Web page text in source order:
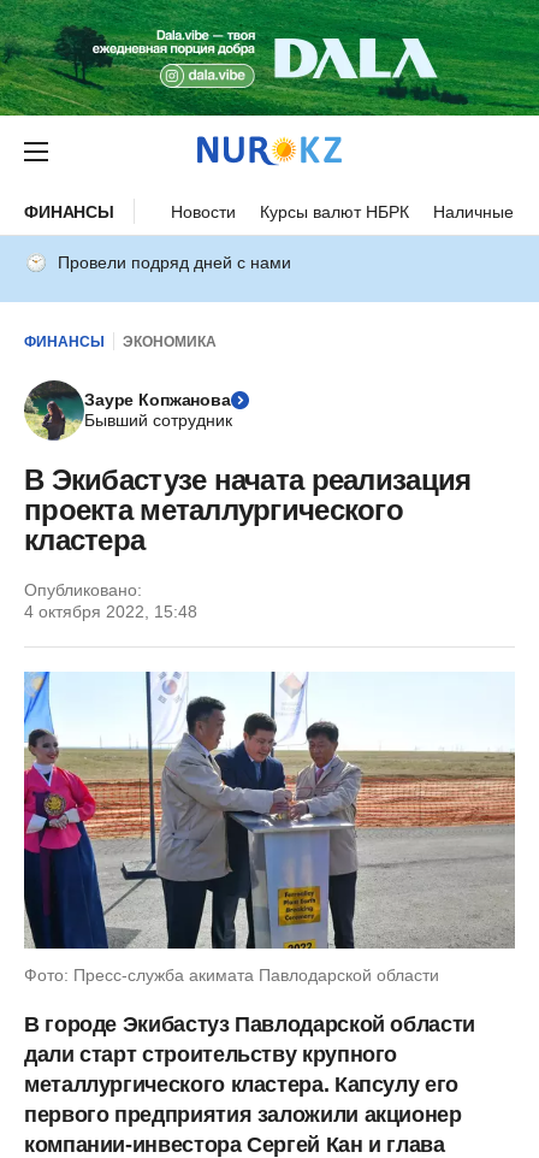
ФИНАНСЫ Новости Курсы валют НБРК Наличные
Провели подряд дней с нами
ФИНАНСЫ ЭКОНОМИКА
Зауре Копжанова
Бывший сотрудник
В Экибастузе начата реализация
проекта металлургического
кластера
Опубликовано:
4 октября 2022, 15:48
Фото: Пресс-служба акимата Павлодарской области
В городе Экибастуз Павлодарской области
дали старт строительству крупного
металлургического кластера. Капсулу его
первого предприятия заложили акционер
компании-инвестора Сергей Кан и глава